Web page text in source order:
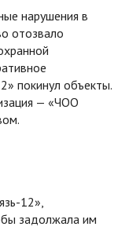
нарушения в
отозвало
покинул объекты.
— «ЧОО
12»,
задолжала им